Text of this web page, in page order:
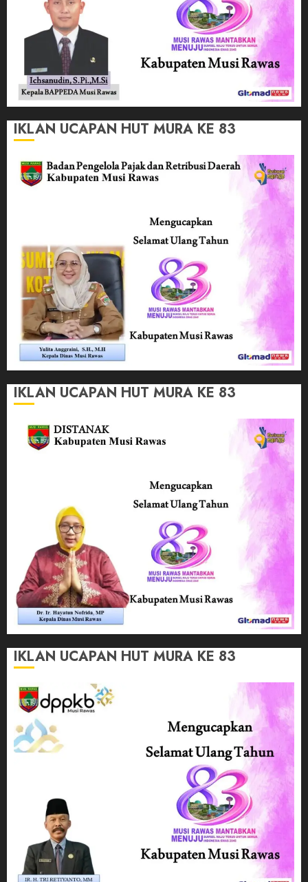
IKLAN UCAPAN HUT MURA KE 83
IKLAN UCAPAN HUT MURA KE 83
IKLAN UCAPAN HUT MURA KE 83